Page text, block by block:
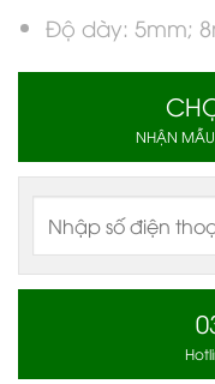
Độ dày: 5mm;
NHẬN